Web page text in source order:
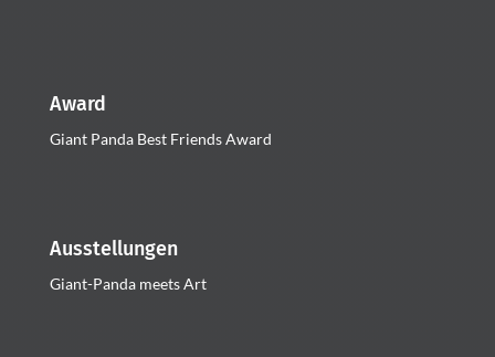
Award
Giant Panda Best Friends Award
Ausstellungen
Giant-Panda meets Art